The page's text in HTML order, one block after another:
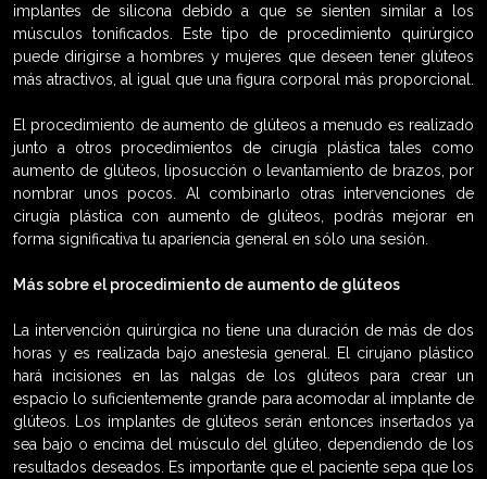
implantes de silicona debido a que se sienten similar a los
músculos tonificados. Este tipo de procedimiento quirúrgico
puede dirigirse a hombres y mujeres que deseen tener glúteos
más atractivos, al igual que una figura corporal más proporcional.
El procedimiento de aumento de glúteos a menudo es realizado
junto a otros procedimientos de cirugía plástica tales como
aumento de glúteos, liposucción o levantamiento de brazos, por
nombrar unos pocos. Al combinarlo otras intervenciones de
cirugía plástica con aumento de glúteos, podrás mejorar en
forma significativa tu apariencia general en sólo una sesión.
Más sobre el procedimiento de aumento de glúteos
La intervención quirúrgica no tiene una duración de más de dos
horas y es realizada bajo anestesia general. El cirujano plástico
hará incisiones en las nalgas de los glúteos para crear un
espacio lo suficientemente grande para acomodar al implante de
glúteos. Los implantes de glúteos serán entonces insertados ya
sea bajo o encima del músculo del glúteo, dependiendo de los
resultados deseados. Es importante que el paciente sepa que los